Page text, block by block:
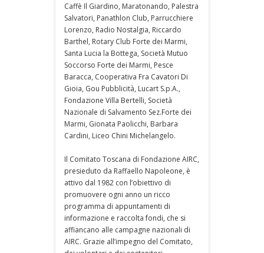
Caffè Il Giardino, Maratonando, Palestra
Salvatori, Panathlon Club, Parrucchiere
Lorenzo, Radio Nostalgia, Riccardo
Barthel, Rotary Club Forte dei Marmi,
Santa Lucia la Bottega, Società Mutuo
Soccorso Forte dei Marmi, Pesce
Baracca, Cooperativa Fra Cavatori Di
Gioia, Gou Pubblicità, Lucart S.p.A.,
Fondazione Villa Bertelli, Società
Nazionale di Salvamento Sez.Forte dei
Marmi, Gionata Paolicchi, Barbara
Cardini, Liceo Chini Michelangelo.
Il Comitato Toscana di Fondazione AIRC,
presieduto da Raffaello Napoleone, è
attivo dal 1982 con l’obiettivo di
promuovere ogni anno un ricco
programma di appuntamenti di
informazione e raccolta fondi, che si
affiancano alle campagne nazionali di
AIRC. Grazie all’impegno del Comitato,